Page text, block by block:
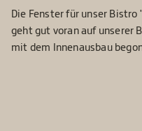
Die Fenster für unser Bistro
geht gut voran auf unserer
mit dem Innenausbau